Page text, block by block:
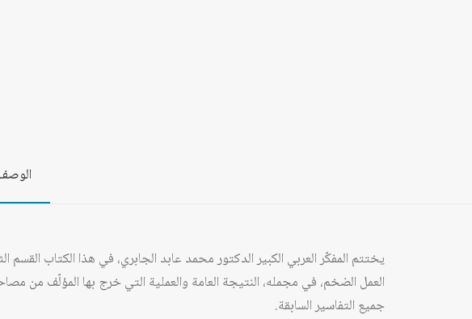
يختتم المفكّر العربي الكبير الدكتور محمد عابد الجابري، في هذا الكتاب
العمل الضخم، في مجمله، النتيجة العامة والعملية التي خرج بها المؤلّف من
جميع التفاسير السابقة.